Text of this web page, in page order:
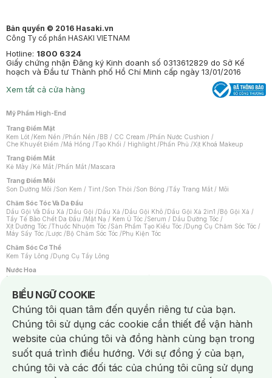
Bản quyền © 2016 Hasaki.vn
Công Ty cổ phần HASAKI VIETNAM
Hotline: 1800 6324
Giấy chứng nhận Đăng ký Kinh doanh số 0313612829 do Sở Kế
hoạch và Đầu tư Thành phố Hồ Chí Minh cấp ngày 13/01/2016
Xem tất cả cửa hàng
Mỹ Phẩm High-End
Trang Điểm Mặt
Kem Lót /Kem Nền /Phấn Nền /BB / CC Cream /Phấn Nước Cushion /
Che Khuyết Điểm /Má Hồng /Tạo Khối / Highlight /Phấn Phủ /Xịt Khoá Makeup
Trang Điểm Mắt
Kẻ Mày /Kẻ Mắt /Phấn Mắt /Mascara
Trang Điểm Môi
Son Dưỡng Môi /Son Kem / Tint /Son Thỏi /Son Bóng /Tẩy Trang Mắt / Môi
Chăm Sóc Tóc Và Da Đầu
Dầu Gội Và Dầu Xả /Dầu Gội /Dầu Xả /Dầu Gội Khô /Dầu Gội Xả 2in1 /Bộ Gội Xả /
Tẩy Tế Bào Chết Da Đầu /Mặt Nạ / Kem Ủ Tóc /Serum / Dầu Dưỡng Tóc /
Xịt Dưỡng Tóc /Thuốc Nhuộm Tóc /Sản Phẩm Tạo Kiểu Tóc /Dụng Cụ Chăm Sóc Tóc /
Máy Sấy Tóc /Lược /Bộ Chăm Sóc Tóc /Phụ Kiện Tóc
Chăm Sóc Cơ Thể
Kem Tẩy Lông /Dụng Cụ Tẩy Lông
Nước Hoa
Nước Hoa Nữ
Chăm Sóc Cá Nhân
Chống Muỗi /Khẩu Trang /Máy Massage/Mặt Nạ Xông Hơi /Nước Rửa Tay/
Sản Phẩm Chăm Sóc Khác /Bàn Chải Đánh Răng /Bàn Chải Điện/
Hỗ Trợ Trắng Răng/Kem Đánh Răng /Máy Tăm Nước/ Nước Súc Miệng/
Tăm / Chỉ Nha Khoa/ Xịt Thơm Miệng / Dung Dịch Vệ Sinh/Dưỡng Vùng Kín/
Khăn Ướt Vệ Sinh Vùng Kín/Băng Vệ Sinh/Tampon/Bọt Cạo Râu /Dao Cạo Râu/
Máy Cạo Râu
Vấn Đề Về Da
Da Dầu / Lỗ Chân Lông To/ Da Khô / Mất Nước/ Da Lão Hóa/ Da Mụn/
Da Nhạy Cảm / Kích Ứng
Da Xỉn Màu Thâm / Nám / Tàn Nhang
BIỂU NGỮ COOKIE
Notice about cookies usage
Chúng tôi quan tâm đến quyền riêng tư của bạn.
Chúng tôi sử dụng các cookie cần thiết để vận hành
website của chúng tôi và đồng hành cùng bạn trong
suốt quá trình điều hướng. Với sự đồng ý của bạn,
chúng tôi và các đối tác của chúng tôi cũng sử dụng